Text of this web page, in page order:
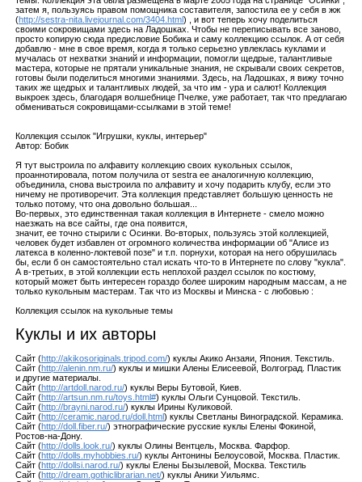
затем я, пользуясь правом помощника составителя, запостила ее у себя в жж
(http://sestra-nita.livejournal.com/3404.html) , и вот теперь хочу поделиться
своими сокровищами здесь на Ладошках. Чтобы не переписывать все заново,
просто копирую сюда предисловие Бобика и саму коллекцию ссылок. А от себя
добавлю - мне в свое время, когда я только серьезно увлеклась куклами и
мучалась от нехватки знаний и информации, помогли щедрые, талантливые
мастера, которые не прятали уникальные знания, не скрывали своих секретов,
готовы были поделиться многими знаниями. Здесь, на Ладошках, я вижу точно
таких же щедрых и талантливых людей, за что им - ура и салют! Коллекция
выкроек здесь, благодаря волшебнице Пчелке, уже работает, так что предлагаю
обмениваться сокровищами-ссылками в этой теме!
Коллекция ссылок "Игрушки, куклы, интерьер"
Автор: Бобик
Я тут выстроила по алфавиту коллекцию своих кукольных ссылок,
проаннотировала, потом получила от sestra ее аналогичную коллекцию,
объединила, снова выстроила по алфавиту и хочу подарить клубу, если это
ничему не противоречит. Эта коллекция представляет большую ценность не
только потому, что она довольно большая...
Во-первых, это единственная такая коллекция в Интернете - смело можно
наезжать на все сайты, где она появится,
значит, ее точно стырили с Осинки. Во-вторых, пользуясь этой коллекцией,
человек будет избавлен от огромного количества информации об "Алисе из
латекса в коленно-локтевой позе" и т.п. порнухи, которая на него обрушилась
бы, если б он самостоятельно стал искать что-то в Интернете по слову "кукла".
А в-третьих, в этой коллекции есть неплохой раздел ссылок по костюму,
который может быть интересен гораздо более широким народным массам, а не
только кукольным мастерам. Так что из Москвы и Минска - с любовью :
Коллекция ссылок на кукольные темы
Куклы и их авторы
Сайт (http://akikosoriginals.tripod.com/) куклы Акико Анзаяи, Япония. Текстиль.
Сайт (http://alenin.nm.ru/) куклы и мишки Алены Елисеевой, Волгоград. Пластик
и другие материалы.
Сайт (http://artdoll.narod.ru/) куклы Веры Бутовой, Киев.
Сайт (http://artsun.nm.ru/toys.html#) куклы Ольги Сунцовой. Текстиль.
Сайт (http://brayni.narod.ru/) куклы Ирины Куликовой.
Сайт (http://ceramic.narod.ru/doll.html) куклы Светланы Виноградской. Керамика.
Сайт (http://doll.fiber.ru/) этнографические русские куклы Елены Фокиной,
Ростов-на-Дону.
Сайт (http://dolls.look.ru/) куклы Олины Вентцель, Москва. Фарфор.
Сайт (http://dolls.myhobbies.ru/) куклы Антонины Белоусовой, Москва. Пластик.
Сайт (http://dollsi.narod.ru/) куклы Елены Бызылевой, Москва. Текстиль
Сайт (http://dream.gothiclibrarian.net/) куклы Аники Уильямс.